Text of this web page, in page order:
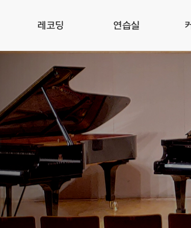
레코딩 연습실